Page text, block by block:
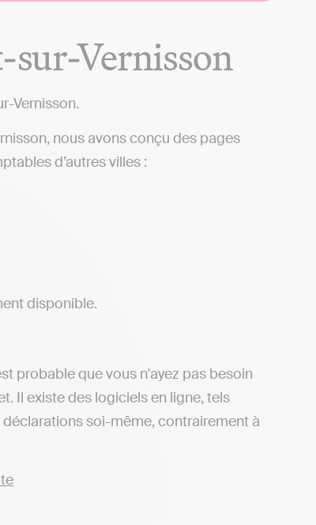
Options
sur-Vernisson
Vernisson.
nous avons conçu des pages
d’autres villes :
disponible.
probable que vous n'ayez pas besoin
Il existe des logiciels en ligne, tels
soi-même, contrairement à